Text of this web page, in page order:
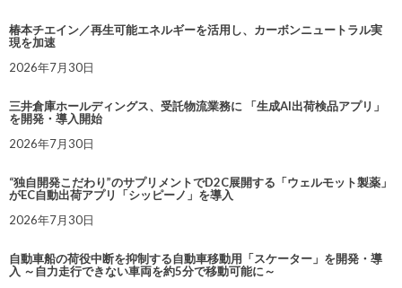
椿本チエイン／再生可能エネルギーを活用し、カーボンニュートラル実
現を加速
2026年7月30日
三井倉庫ホールディングス、受託物流業務に 「生成AI出荷検品アプリ」
を開発・導入開始
2026年7月30日
“独自開発こだわり”のサプリメントでD2C展開する「ウェルモット製薬」
がEC自動出荷アプリ「シッピーノ」を導入
2026年7月30日
自動車船の荷役中断を抑制する自動車移動用「スケーター」を開発・導
入 ～自力走行できない車両を約5分で移動可能に～